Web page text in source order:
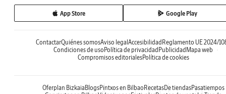
App Store Google Play
ContactarQuiénes somosAviso legal Accesibilidad Reglamento UE 2024/
Condiciones de uso Política de privacidad Publicidad Mapa web
Compromisos editorialesPolítica de cookies
Oferplan Bizkaia BlogsPintxos en Bilbao RecetasDe tiendasPasatiempos